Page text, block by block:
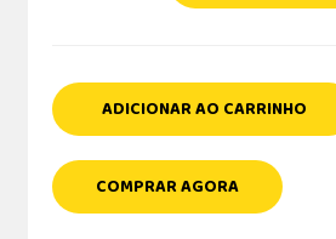
ADICIONAR AO CARRINHO
COMPRAR AGORA